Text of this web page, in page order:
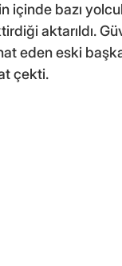
içinde bazı
aktarıldı.
eden eski
çekti.